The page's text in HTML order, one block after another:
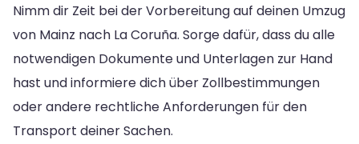
Nimm dir Zeit bei der Vorbereitung auf deinen Umzug
von Mainz nach La Coruña. Sorge dafür, dass du alle
notwendigen Dokumente und Unterlagen zur Hand
hast und informiere dich über Zollbestimmungen
oder andere rechtliche Anforderungen für den
Transport deiner Sachen.